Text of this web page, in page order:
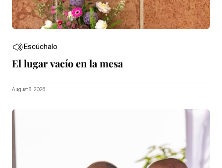
Escúchalo
El lugar vacío en la mesa
August 8, 2026